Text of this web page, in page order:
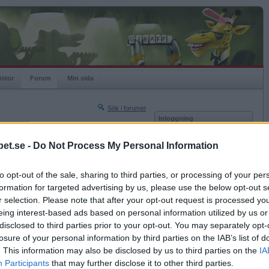
- Do Not Process My Personal Information
opt-out of the sale, sharing to third parties, or processing of your
for targeted advertising by us, please use the below opt-out
selection. Please note that after your opt-out request is processed
interest-based ads based on personal information utilized by us
to third parties prior to your opt-out. You may separately
of your personal information by third parties on the IAB’s list of
This information may also be disclosed by us to third parties on the
Participants that may further disclose it to other third parties.
Forum Min sida
Sök i forumet
Nästa sida »
2021-04-16 18:03
Inloggning
Kom ihåg mig
Glömt ditt lösenord?
Få ny aktiveringslänk
Betapet är gratis!